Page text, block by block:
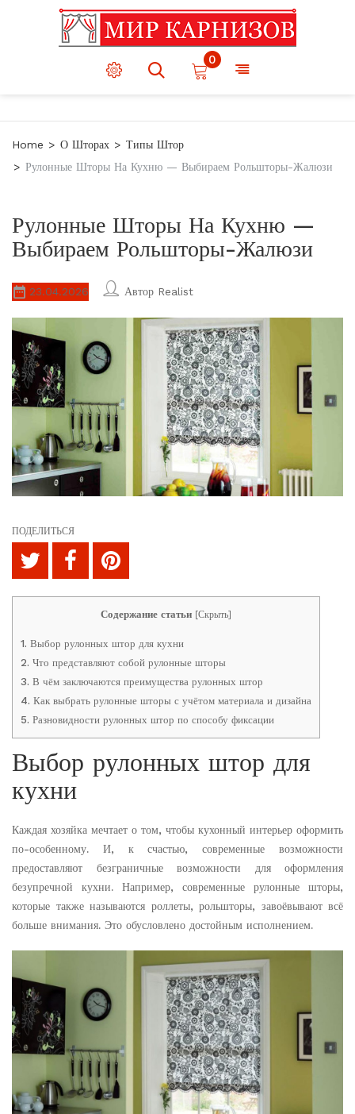
0
Home О Шторах
Типы Штор
Рулонные Шторы На Кухню — Выбираем Рольшторы-Жалюзи
Рулонные Шторы На Кухню —
Выбираем Рольшторы-Жалюзи
23.04.2026 Автор Realist
ПОДЕЛИТЬСЯ
Содержание статьи [Скрыть]
1. Выбор рулонных штор для кухни
2. Что представляют собой рулонные шторы
3. В чём заключаются преимущества рулонных штор
4. Как выбрать рулонные шторы с учётом материала и дизайна
5. Разновидности рулонных штор по способу фиксации
Выбор рулонных штор для
кухни
Каждая хозяйка мечтает о том, чтобы кухонный интерьер оформить
по-особенному. И, к счастью, современные возможности
предоставляют безграничные возможности для оформления
безупречной кухни. Например, современные рулонные шторы,
которые также называются роллеты, рольшторы, завоёвывают всё
больше внимания. Это обусловлено достойным исполнением.